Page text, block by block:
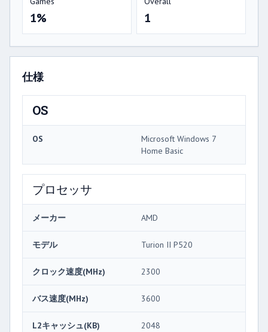
1% 1
仕様
OS
OS
Microsoft Windows 7
Home Basic
プロセッサ
メーカー AMD
モデル Turion II P520
クロック速度(MHz) 2300
バス速度(MHz) 3600
L2キャッシュ(KB) 2048